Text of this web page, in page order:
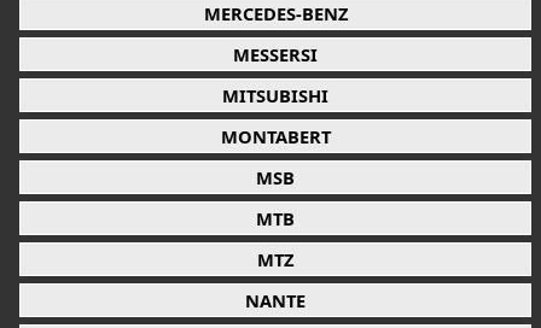
MERCEDES-BENZ
MESSERSI
MITSUBISHI
MONTABERT
MSB
MTB
MTZ
NANTE